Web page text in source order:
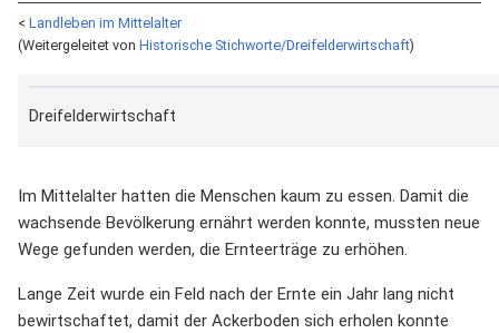
< Landleben im Mittelalter
(Weitergeleitet von Historische Stichworte/Dreifelderwirtschaft)
Dreifelderwirtschaft
Im Mittelalter hatten die Menschen kaum zu essen. Damit die
wachsende Bevölkerung ernährt werden konnte, mussten neue
Wege gefunden werden, die Ernteerträge zu erhöhen.
Lange Zeit wurde ein Feld nach der Ernte ein Jahr lang nicht
bewirtschaftet, damit der Ackerboden sich erholen konnte